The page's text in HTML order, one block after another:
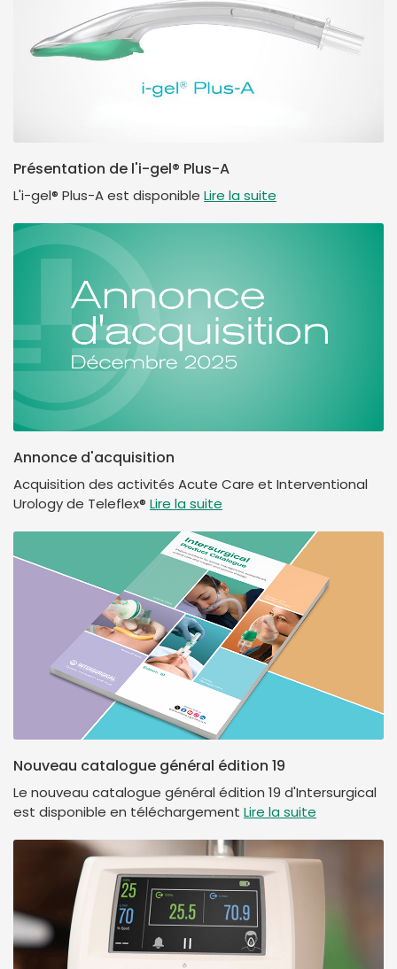
Présentation de l'i-gel® Plus-A
L'i-gel® Plus-A est disponible Lire la suite
Annonce d'acquisition
Acquisition des activités Acute Care et Interventional
Urology de Teleflex® Lire la suite
Nouveau catalogue général édition 19
Le nouveau catalogue général édition 19 d'Intersurgical
est disponible en téléchargement Lire la suite